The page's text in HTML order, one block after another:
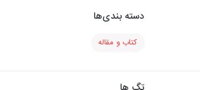
دسته بندی‌ها
کتاب و مقاله